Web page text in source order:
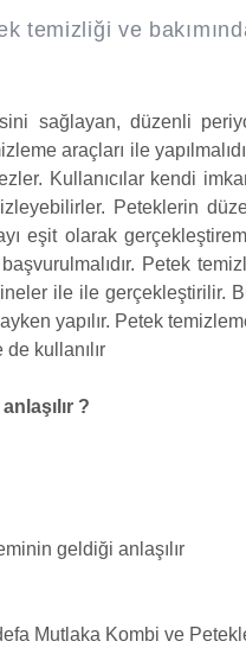
ve
sağlayan, düzenli
araçları ile
Kullanıcılar kendi
Peteklerin
eşit olarak
Petek
ile ile gerçekleştirilir.
yapılır. Petek
kullanılır
?
geldiği anlaşılır
Mutlaka Kombi ve